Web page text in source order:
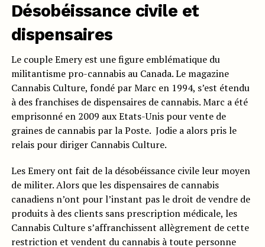
Désobéissance civile et
dispensaires
Le couple Emery est une figure emblématique du
militantisme pro-cannabis au Canada. Le magazine
Cannabis Culture, fondé par Marc en 1994, s’est étendu
à des franchises de dispensaires de cannabis. Marc a été
emprisonné en 2009 aux Etats-Unis pour vente de
graines de cannabis par la Poste. Jodie a alors pris le
relais pour diriger Cannabis Culture.
Les Emery ont fait de la désobéissance civile leur moyen
de militer. Alors que les dispensaires de cannabis
canadiens n’ont pour l’instant pas le droit de vendre de
produits à des clients sans prescription médicale, les
Cannabis Culture s’affranchissent allègrement de cette
restriction et vendent du cannabis à toute personne